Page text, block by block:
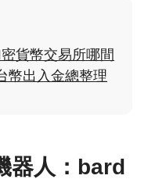
貨幣交易所哪間
幣出入金總整理
器人：bard